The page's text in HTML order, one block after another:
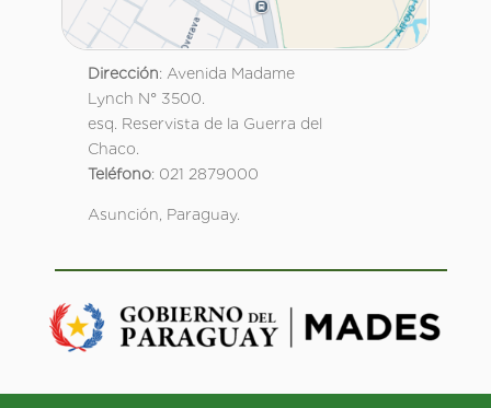
Dirección: Avenida Madame
Lynch N° 3500.
esq. Reservista de la Guerra del
Chaco.
Teléfono: 021 2879000
Asunción, Paraguay.